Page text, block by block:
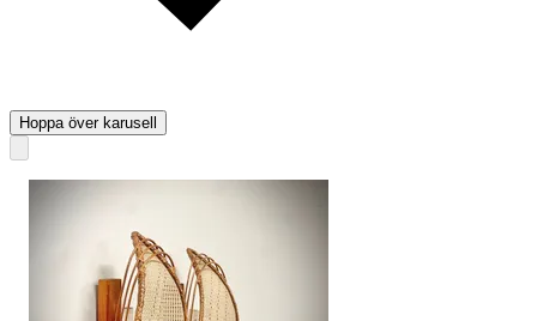
Hoppa över karusell